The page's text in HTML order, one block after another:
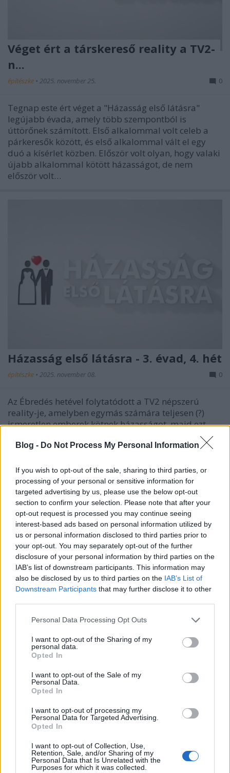
Blog - Do Not Process My Personal Information
If you wish to opt-out of the sale, sharing to third parties, or
processing of your personal or sensitive information for
targeted advertising by us, please use the below opt-out
section to confirm your selection. Please note that after your
opt-out request is processed you may continue seeing
interest-based ads based on personal information utilized by
us or personal information disclosed to third parties prior to
your opt-out. You may separately opt-out of the further
disclosure of your personal information by third parties on the
IAB’s list of downstream participants. This information may
also be disclosed by us to third parties on the IAB’s List of
Downstream Participants that may further disclose it to other
Please note that this website/app uses one or more Google
not limited to your visit or usage behaviour. You may click to
grant or deny consent to Google and its third-party tags to
use your data for below specified purposes in below Google
consent section.
Personal Data Processing Opt Outs
I want to opt-out of the Sharing of my
personal data.
Opted In
I want to opt-out of the Sale of my
Personal Data.
Opted In
I want to opt-out of processing my
Personal Data for Targeted Advertising.
Opted In
I want to opt-out of Collection, Use,
Retention, Sale, and/or Sharing of my
Personal Data that Is Unrelated with the
Purposes for which it was collected.
Véget ért a társkereső reality a TV2-
n...
építészke • 2025. november 25. 0
Tegnap este ért véget a "Házasság első látásra"
legújabb évada, amely több szempontból is
úttörőnek számított. Első alkalommal volt celeb a
párkeresők között, és első alkalommal vált el egy
duó a kísérlet közben. Először volt olyan, hogy valaki
újabb alkalommal kötött házasságot, de nem
először volt…
Házasság első látásra - 3. évad, 4. hét
építészke • 2025. november 08. 0
Az Ébredés hetével folytatódott a TV2 népszerú
reality-je, amelyben egymás számára teljesen (?)
ismeretlen emberek kötnek házasságot, majd ezt
szakértői segítség áll folyamatosan a
elakadásokat, konfliktusokat…
Házasság első látásra - 3. évad, 3. hét
A Kapcsoldás hetével folytatódott a TV2 népszerú
reality-je, amelyben egymás számára teljesen (?)
ismeretlen emberek kötnek házasságot, majd ezt
próbálják fenntartani 6 héten keresztül. Ebben
szakértői segítség áll folyamatosan a
rendelkezésükre annak érdekében, hogy az
elakadásokat, konfliktusokat…